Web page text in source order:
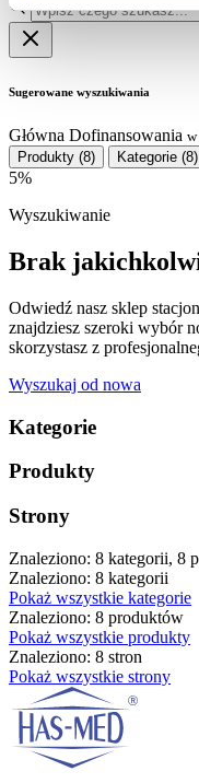
Sugerowane wyszukiwania
Główna Dofinansowania w
Produkty (8) Kategorie (8)
5%
Wyszukiwanie
Brak
Odwiedź nasz sklep
znajdziesz szeroki wybór
skorzystasz z
Wyszukaj od nowa
Kategorie
Produkty
Strony
Znaleziono: 8 kategorii, 8
Znaleziono: 8 kategorii
Pokaż wszystkie kategorie
Znaleziono: 8 produktów
Pokaż wszystkie produkty
Znaleziono: 8 stron
Pokaż wszystkie strony